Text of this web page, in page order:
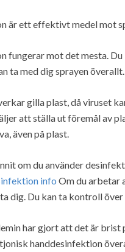
är ett effektivt medel mot
fungerar mot det mesta.
ta med dig sprayen överallt.
gilla plast, då viruset
att ställa ut föremål av
även på plast.
om du använder
info Om du arbetar
dig. Du kan ta kontroll
har gjort att det är
handdesinfektion